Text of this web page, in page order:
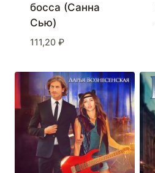
босса (Санна
Сью)
111,20 ₽